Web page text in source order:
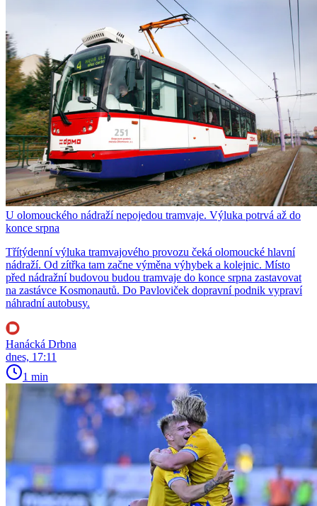
U olomouckého nádraží nepojedou tramvaje. Výluka potrvá až do
konce srpna
Třítýdenní výluka tramvajového provozu čeká olomoucké hlavní
nádraží. Od zítřka tam začne výměna výhybek a kolejnic. Místo
před nádražní budovou budou tramvaje do konce srpna zastavovat
na zastávce Kosmonautů. Do Pavloviček dopravní podnik vypraví
náhradní autobusy.
Hanácká Drbna
dnes, 17:11
1 min